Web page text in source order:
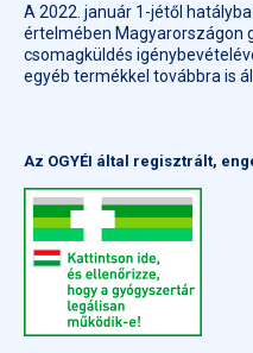
A 2022. január 1-jétől
értelmében Magyarországon
csomagküldés
egyéb termékkel továbbra is
Az OGYÉI által regisztrált,